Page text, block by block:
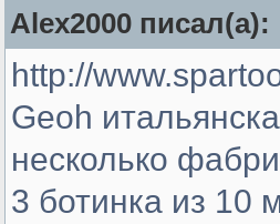
Alex2000 писал(а):
http://
Geoh
несколько
3 ботинка из 10